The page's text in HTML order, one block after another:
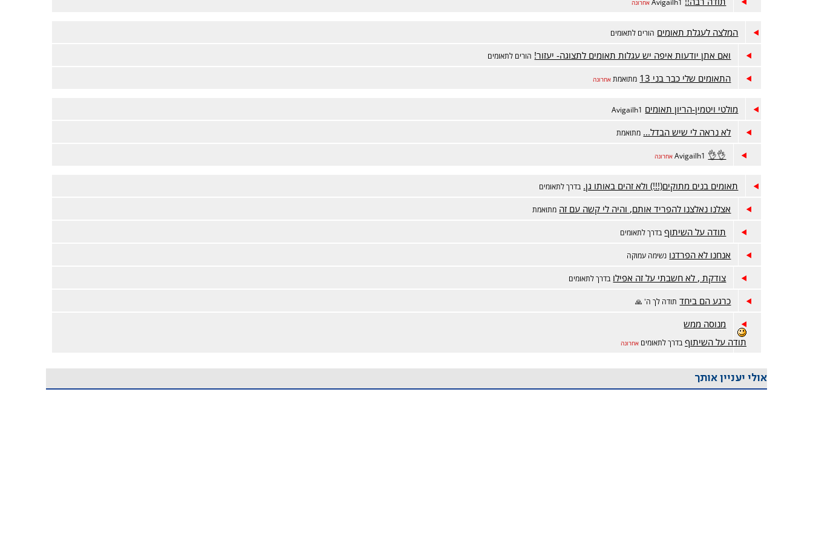
אחרונה
המלצה לעגלת תאומים הורים לתאומים
ואם אתן יודעות איפה יש עגלות תאומים לתצוגה- יעזור! הורים לתאומים
התאומים שלי כבר בני 13 מתואמת אחרונה
מולטי ויטמין-הריון תאומים Avigailh1
לא נראה לי שיש הבדל... מתואמת
👌👌
Avigailh1 אחרונה
תאומים בנים מתוקים(!!!) ולא זהים באותו גן. בדרך לתאומים
אצלנו נאלצנו להפריד אותם, והיה לי קשה עם זה מתואמת
תודה על השיתוף בדרך לתאומים
אנחנו לא הפרדנו נשימה עמוקה
צודקת , לא חשבתי על זה אפילו בדרך לתאומים
כרגע הם ביחד תודה לך ה' 🙏
מנוסה ממש
תודה על השיתוף בדרך לתאומים אחרונה
אולי יעניין אותך